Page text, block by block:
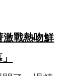
激戰熱吻鮮